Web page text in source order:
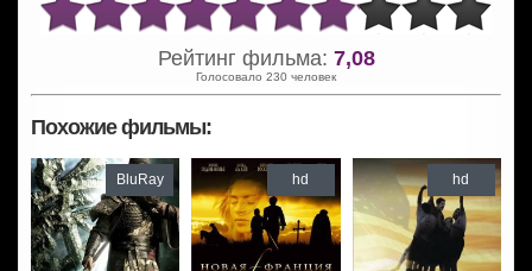
Рейтинг фильма: 7,08
Голосовало 230 человек
Похожие фильмы:
BluRay hd hd